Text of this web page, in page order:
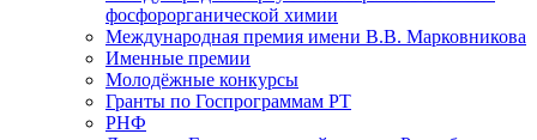
фосфорорганической химии
Международная премия имени В.В. Марковникова
Именные премии
Молодёжные конкурсы
Гранты по Госпрограммам РТ
РНФ